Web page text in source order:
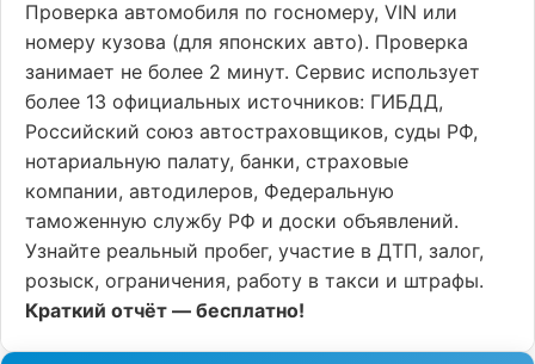
Проверка автомобиля по госномеру, VIN или
номеру кузова (для японских авто). Проверка
занимает не более 2 минут. Сервис использует
более 13 официальных источников: ГИБДД,
Российский союз автостраховщиков, суды РФ,
нотариальную палату, банки, страховые
компании, автодилеров, Федеральную
таможенную службу РФ и доски объявлений.
Узнайте реальный пробег, участие в ДТП, залог,
розыск, ограничения, работу в такси и штрафы.
Краткий отчёт — бесплатно!